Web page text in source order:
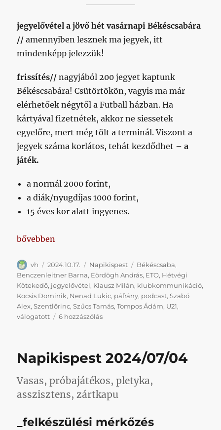
jegyelővétel a jövő hét vasárnapi Békéscsabára
// amennyiben lesznek ma jegyek, itt
mindenképp jelezzük!
frissítés//nagyjából 200 jegyet kaptunk
Békéscsabára! Csütörtökön, vagyis ma már
elérhetőek négytől a Futball házban. Ha
kártyával fizetnétek, akkor ne siessetek
egyelőre, mert még tölt a terminál. Viszont a
jegyek száma korlátos, tehát kezdődhet –a
játék.
a normál 2000 forint,
a diák/nyugdíjas 1000 forint,
15 éves kor alatt ingyenes.
„Napikispest 2024/10/17”
bővebben
Szerző
vh Közzétéve
2024.10.17. Kategória
Napikispest Címke
Békéscsaba,
Benczenleitner Barna, Eördögh András, ETO, Hétvégi
Kötekedő, jegyelővétel, Klausz Milán, klubkommunikáció,
Kocsis Dominik, Nenad Lukic, páfrány, podcast,Szabó
Alex,Szentlőrinc,Szűcs Tamás,Tompos Ádám, U21,
válogatott
6 hozzászólásNapikispest
Napikispest 2024/07/04
Vasas, próbajátékos, pletyka,
asszisztens, zártkapu
_felkészülési mérkőzés